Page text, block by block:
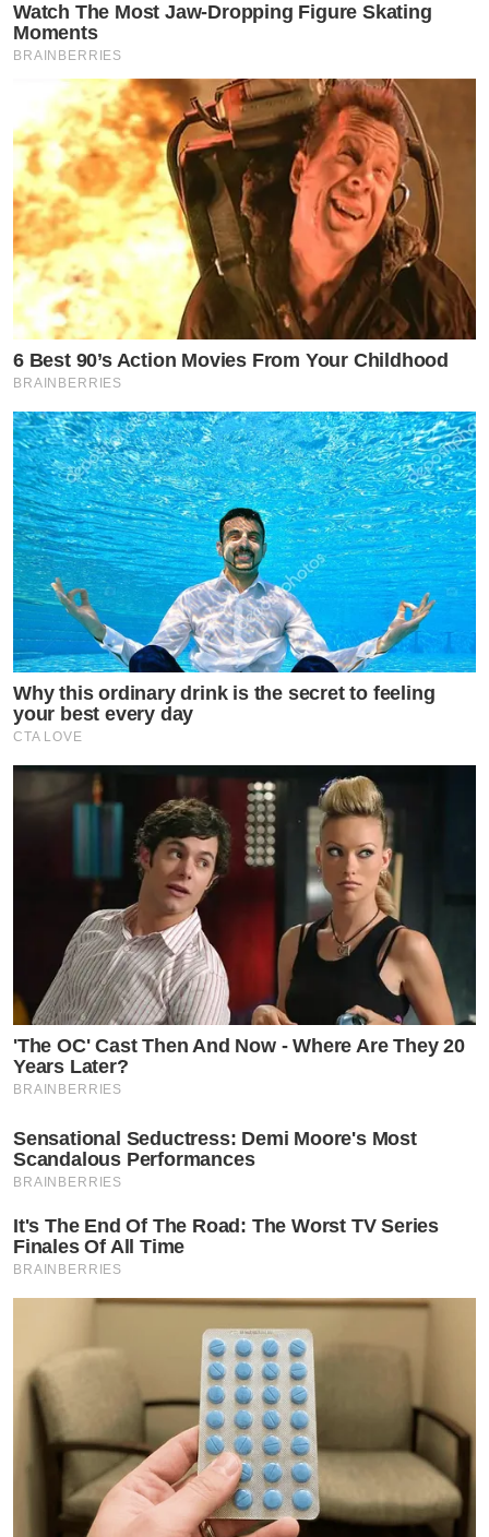
Watch The Most Jaw‑Dropping Figure Skating
Moments
BRAINBERRIES
6 Best 90’s Action Movies From Your Childhood
BRAINBERRIES
Why this ordinary drink is the secret to feeling
your best every day
CTA LOVE
'The OC' Cast Then And Now - Where Are They 20
Years Later?
BRAINBERRIES
Sensational Seductress: Demi Moore's Most
Scandalous Performances
BRAINBERRIES
It's The End Of The Road: The Worst TV Series
Finales Of All Time
BRAINBERRIES